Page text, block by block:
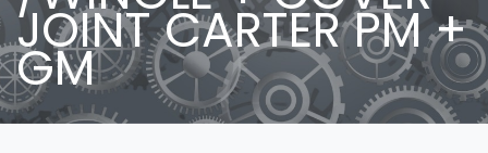
JOINT CARTER PM +
GM